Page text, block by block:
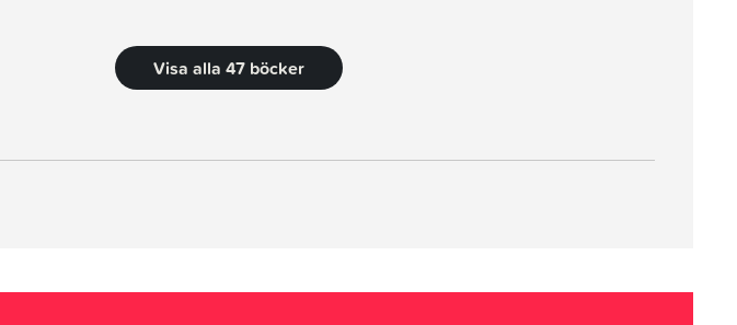
Visa alla 47 böcker